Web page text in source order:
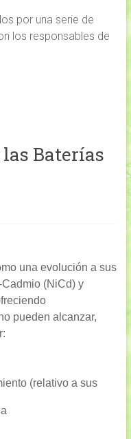
por una serie de
los responsables de
las Baterías
una evolución a sus
(NiCd) y
pueden alcanzar,
(relativo a sus